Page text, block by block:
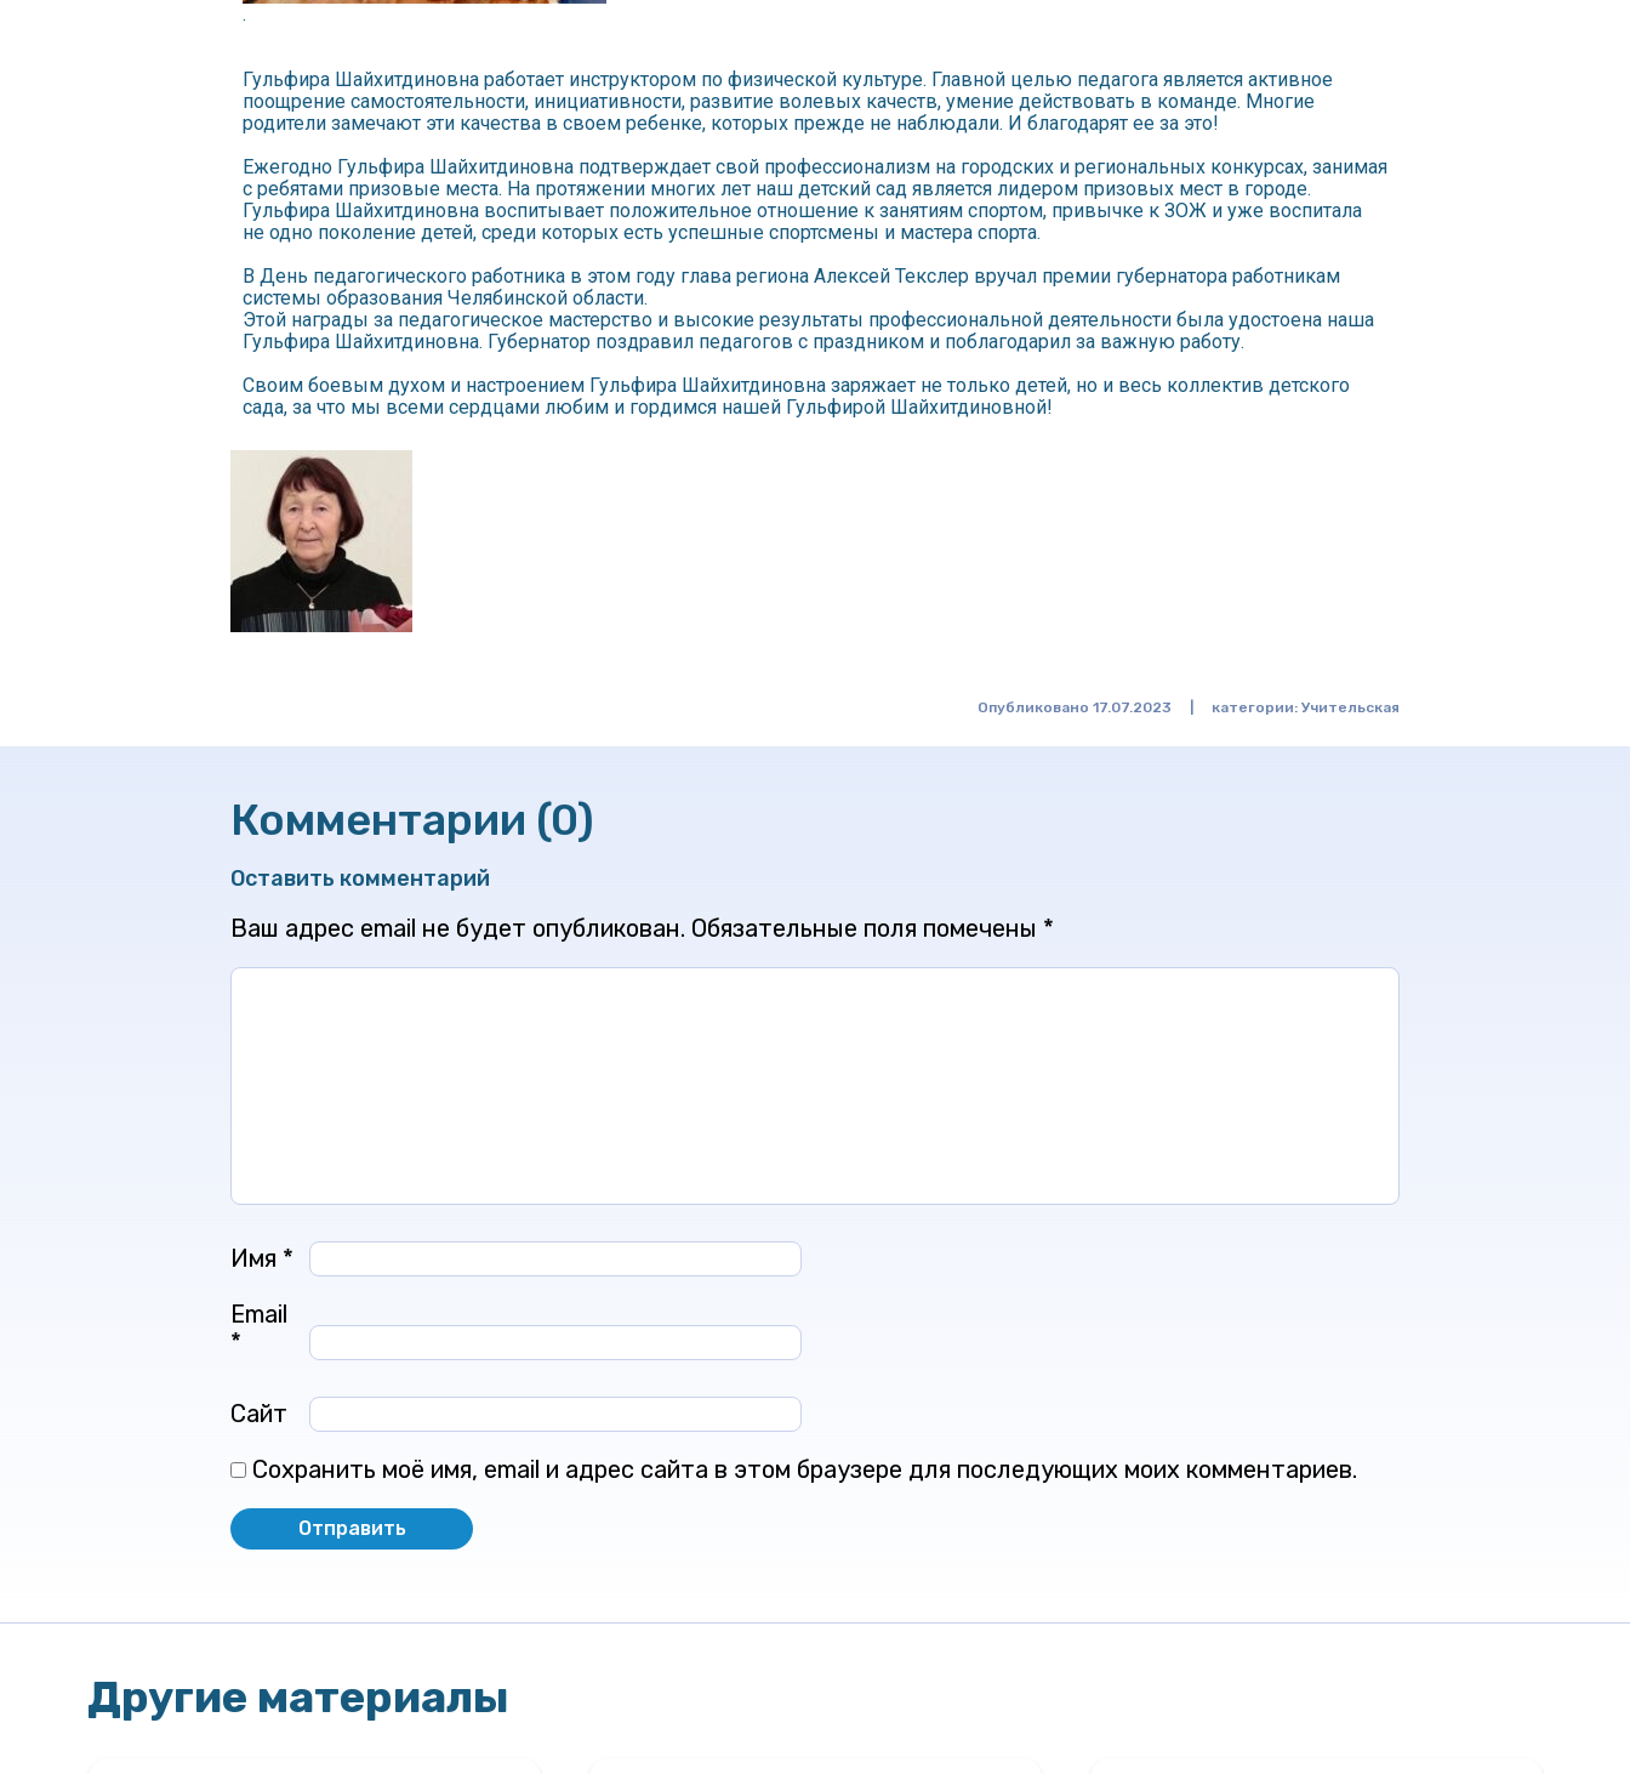
.
Гульфира Шайхитдиновна работает инструктором по физической культуре. Главной целью педагога является активное
поощрение самостоятельности, инициативности, развитие волевых качеств, умение действовать в команде. Многие
родители замечают эти качества в своем ребенке, которых прежде не наблюдали. И благодарят ее за это!
Ежегодно Гульфира Шайхитдиновна подтверждает свой профессионализм на городских и региональных конкурсах, занимая
с ребятами призовые места. На протяжении многих лет наш детский сад является лидером призовых мест в городе.
Гульфира Шайхитдиновна воспитывает положительное отношение к занятиям спортом, привычке к ЗОЖ и уже воспитала
не одно поколение детей, среди которых есть успешные спортсмены и мастера спорта.
В День педагогического работника в этом году глава региона Алексей Текслер вручал премии губернатора работникам
системы образования Челябинской области.
Этой награды за педагогическое мастерство и высокие результаты профессиональной деятельности была удостоена наша
Гульфира Шайхитдиновна. Губернатор поздравил педагогов с праздником и поблагодарил за важную работу.
Своим боевым духом и настроением Гульфира Шайхитдиновна заряжает не только детей, но и весь коллектив детского
сада, за что мы всеми сердцами любим и гордимся нашей Гульфирой Шайхитдиновной!
Опубликовано 17.07.2023 категории: Учительская
Комментарии (0)
Оставить комментарий
Ваш адрес email не будет опубликован. Обязательные поля помечены *
Имя *
Email
*
Сайт
Сохранить моё имя, email и адрес сайта в этом браузере для последующих моих комментариев.
Другие материалы